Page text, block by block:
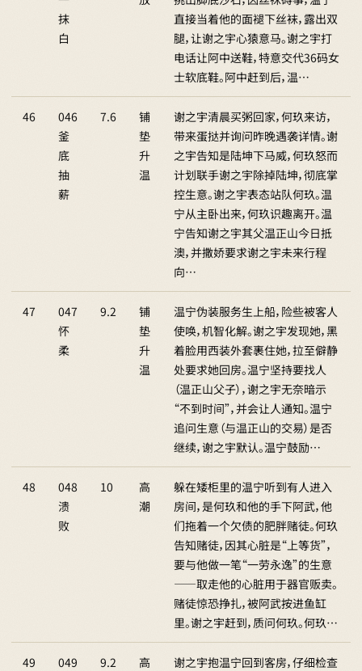
抹
白
直接当着他的面褪下丝袜，露出双
腿，让谢之宇心猿意马。谢之宇打
电话让阿中送鞋，特意交代36码女
士软底鞋。阿中赶到后，温…
46
046
釜
底
抽
薪
7.6
铺
垫
升
温
谢之宇清晨买粥回家，何玖来访，
带来蛋挞并询问昨晚遇袭详情。谢
之宇告知是陆坤下马威，何玖怒而
计划联手谢之宇除掉陆坤，彻底掌
控生意。谢之宇表态站队何玖。温
宁从主卧出来，何玖识趣离开。温
宁告知谢之宇其父温正山今日抵
澳，并撒娇要求谢之宇未来行程
向…
47
047
怀
柔
9.2
铺
垫
升
温
温宁伪装服务生上船，险些被客人
使唤，机智化解。谢之宇发现她，黑
着脸用西装外套裹住她，拉至僻静
处要求她回房。温宁坚持要找人
（温正山父子），谢之宇无奈暗示
“不到时间”，并会让人通知。温宁
追问生意（与温正山的交易）是否
继续，谢之宇默认。温宁鼓励…
48
048
溃
败
10
高
潮
躲在矮柜里的温宁听到有人进入
房间，是何玖和他的手下阿武，他
们拖着一个欠债的肥胖赌徒。何玖
告知赌徒，因其心脏是“上等货”，
要与他做一笔“一劳永逸”的生意
——取走他的心脏用于器官贩卖。
赌徒惊恐挣扎，被阿武按进鱼缸
里。谢之宇赶到，质问何玖。何玖…
49
049
9.2
高
谢之宇抱温宁回到客房，仔细检查